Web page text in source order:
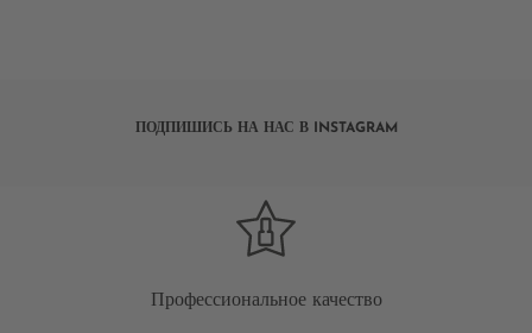
ПОДПИШИСЬ НА НАС В INSTAGRAM
Профессиональное качество